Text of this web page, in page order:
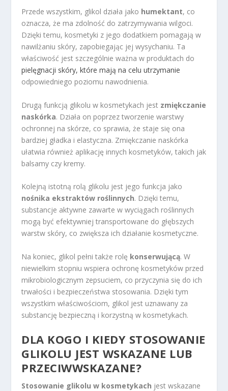
Przede wszystkim, glikol działa jako humektant, co
oznacza, że ma zdolność do zatrzymywania wilgoci.
Dzięki temu, kosmetyki z jego dodatkiem pomagają w
nawilżaniu skóry, zapobiegając jej wysychaniu. Ta
właściwość jest szczególnie ważna w produktach do
pielęgnacji skóry, które mają na celu utrzymanie
odpowiedniego poziomu nawodnienia.
Drugą funkcją glikolu w kosmetykach jest zmiękczanie
naskórka. Działa on poprzez tworzenie warstwy
ochronnej na skórze, co sprawia, że staje się ona
bardziej gładka i elastyczna. Zmiękczanie naskórka
ułatwia również aplikację innych kosmetyków, takich jak
balsamy czy kremy.
Kolejną istotną rolą glikolu jest jego funkcja jako
nośnika ekstraktów roślinnych. Dzięki temu,
substancje aktywne zawarte w wyciągach roślinnych
mogą być efektywniej transportowane do głębszych
warstw skóry, co zwiększa ich działanie kosmetyczne.
Na koniec, glikol pełni także rolę konserwującą. W
niewielkim stopniu wspiera ochronę kosmetyków przed
mikrobiologicznym zepsuciem, co przyczynia się do ich
trwałości i bezpieczeństwa stosowania. Dzięki tym
wszystkim właściwościom, glikol jest uznawany za
substancję bezpieczną i korzystną w kosmetykach.
DLA KOGO I KIEDY STOSOWANIE
GLIKOLU JEST WSKAZANE LUB
PRZECIWWSKAZANE?
Stosowanie glikolu w kosmetykach jest wskazane